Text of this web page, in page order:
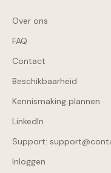
Over ons
FAQ
Contact
Beschikbaarheid
Kennismaking plannen
LinkedIn
Support:
Inloggen